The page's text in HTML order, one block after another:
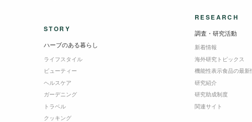
STORY
ハーブのある暮らし
ライフスタイル
ビューティー
ヘルスケア
ガーデニング
トラベル
クッキング
RESEARCH
調査・研究活動
新着情報
海外研究トピックス
機能性表示食品の最新
研究紹介
研究助成制度
関連サイト